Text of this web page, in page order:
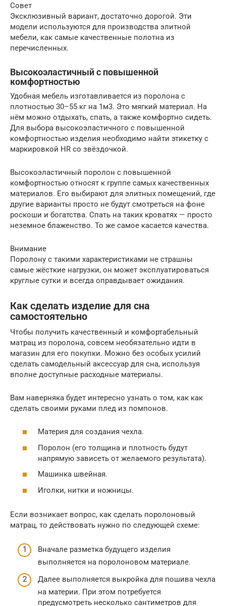
Совет
Эксклюзивный вариант, достаточно дорогой. Эти
модели используются для производства элитной
мебели, как самые качественные полотна из
перечисленных.
Высокоэластичный с повышенной
комфортностью
Удобная мебель изготавливается из поролона с
плотностью 30–55 кг на 1м3. Это мягкий материал. На
нём можно отдыхать, спать, а также комфортно сидеть.
Для выбора высокоэластичного с повышенной
комфортностью изделия необходимо найти этикетку с
маркировкой HR со звёздочкой.
Высокоэластичный поролон с повышенной
комфортностью относят к группе самых качественных
материалов. Его выбирают для элитных помещений, где
другие варианты просто не будут смотреться на фоне
роскоши и богатства. Спать на таких кроватях — просто
неземное блаженство. То же самое касается качества.
Внимание
Поролону с такими характеристиками не страшны
самые жёсткие нагрузки, он может эксплуатироваться
круглые сутки и всегда оправдывает ожидания.
Как сделать изделие для сна
самостоятельно
Чтобы получить качественный и комфортабельный
матрац из поролона, совсем необязательно идти в
магазин для его покупки. Можно без особых усилий
сделать самодельный аксессуар для сна, используя
вполне доступные расходные материалы.
Вам наверняка будет интересно узнать о том, как как
сделать своими руками плед из помпонов.
Материя для создания чехла.
Поролон (его толщина и плотность будут
напрямую зависеть от желаемого результата).
Машинка швейная.
Иголки, нитки и ножницы.
Если возникает вопрос, как сделать поролоновый
матрац, то действовать нужно по следующей схеме:
Вначале разметка будущего изделия
выполняется на поролоновом материале.
Далее выполняется выкройка для пошива чехла
на материи. При этом потребуется
предусмотреть несколько сантиметров для